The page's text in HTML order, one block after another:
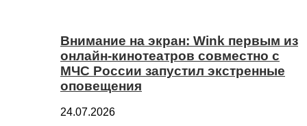
Внимание на экран: Wink первым из
онлайн-кинотеатров совместно с
МЧС России запустил экстренные
оповещения
24.07.2026